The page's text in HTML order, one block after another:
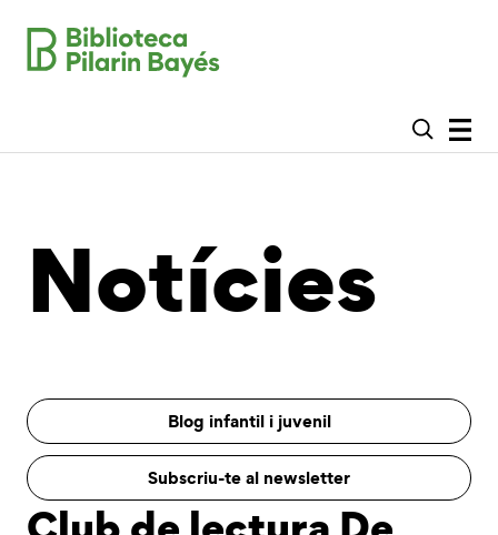
Notícies
Blog infantil i juvenil
Subscriu-te al newsletter